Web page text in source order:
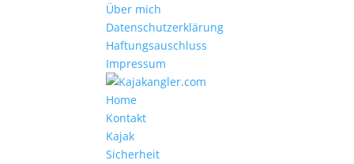
Über mich
Datenschutzerklärung
Haftungsauschluss
Impressum
Home
Kontakt
Kajak
Sicherheit